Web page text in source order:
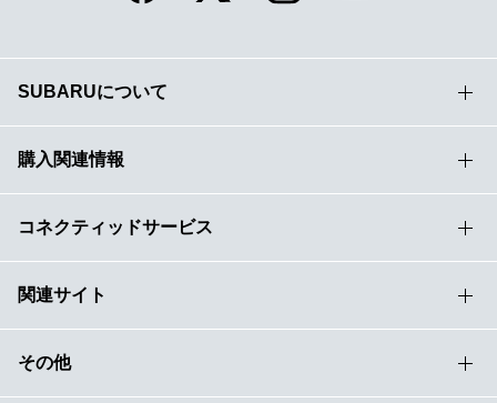
SUBARUについて
購入関連情報
コネクティッドサービス
関連サイト
その他